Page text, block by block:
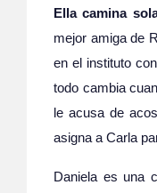
Ella camina
mejor amiga de
en el instituto
todo cambia
le acusa de
asigna a Carla
Daniela es una